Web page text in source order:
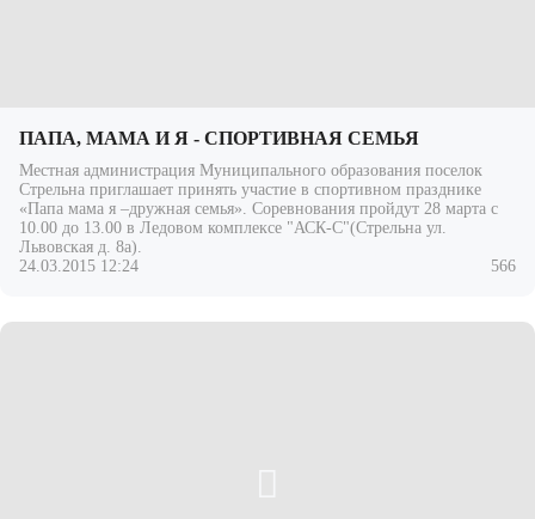
ПАПА, МАМА И Я - СПОРТИВНАЯ СЕМЬЯ
Местная администрация Муниципального образования поселок
Стрельна приглашает принять участие в спортивном празднике
«Папа мама я –дружная семья». Соревнования пройдут 28 марта с
10.00 до 13.00 в Ледовом комплексе "АСК-С"(Стрельна ул.
Львовская д. 8а).
24.03.2015 12:24
566